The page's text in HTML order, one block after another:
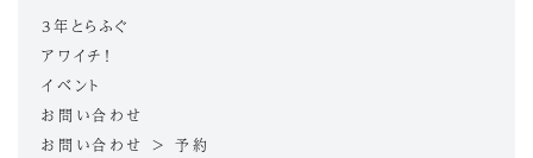
3年とらふぐ
アワイチ！
イベント
お問い合わせ
お問い合わせ > 予約